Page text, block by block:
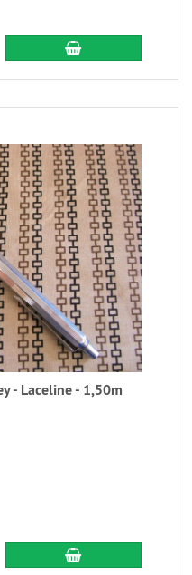
- Laceline - 1,50m